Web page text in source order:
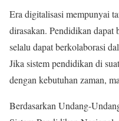
Era digitalisasi mempunyai
dirasakan. Pendidikan dapat
selalu dapat berkolaborasi
Jika sistem pendidikan di
dengan kebutuhan zaman,
Berdasarkan Undang-